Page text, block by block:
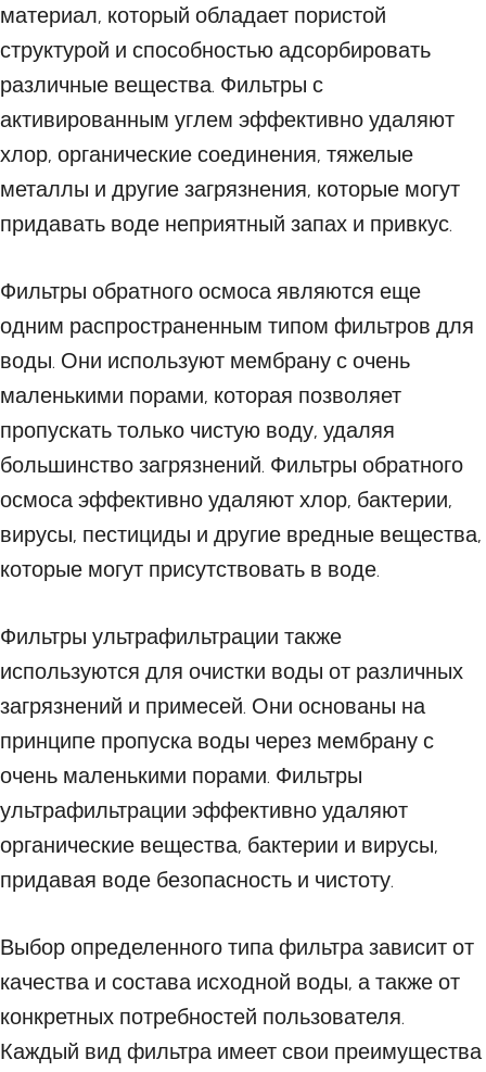
материал, который обладает пористой
структурой и способностью адсорбировать
различные вещества. Фильтры с
активированным углем эффективно удаляют
хлор, органические соединения, тяжелые
металлы и другие загрязнения, которые могут
придавать воде неприятный запах и привкус.
Фильтры обратного осмоса являются еще
одним распространенным типом фильтров для
воды. Они используют мембрану с очень
маленькими порами, которая позволяет
пропускать только чистую воду, удаляя
большинство загрязнений. Фильтры обратного
осмоса эффективно удаляют хлор, бактерии,
вирусы, пестициды и другие вредные вещества,
которые могут присутствовать в воде.
Фильтры ультрафильтрации также
используются для очистки воды от различных
загрязнений и примесей. Они основаны на
принципе пропуска воды через мембрану с
очень маленькими порами. Фильтры
ультрафильтрации эффективно удаляют
органические вещества, бактерии и вирусы,
придавая воде безопасность и чистоту.
Выбор определенного типа фильтра зависит от
качества и состава исходной воды, а также от
конкретных потребностей пользователя.
Каждый вид фильтра имеет свои преимущества